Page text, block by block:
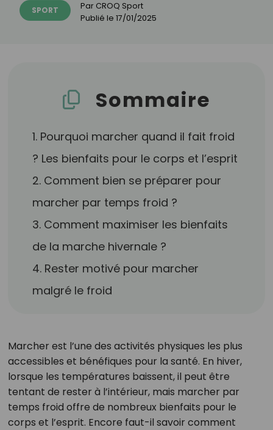
SPORT Par CROQ Sport
Publié le 17/01/2025
Sommaire
1. Pourquoi marcher quand il fait froid
? Les bienfaits pour le corps et l’esprit
2. Comment bien se préparer pour
marcher par temps froid ?
3. Comment maximiser les bienfaits
de la marche hivernale ?
4. Rester motivé pour marcher
malgré le froid
Marcher est l’une des activités physiques les plus
accessibles et bénéfiques pour la santé. En hiver,
lorsque les températures baissent, il peut être
tentant de rester à l’intérieur, mais marcher par
temps froid offre de nombreux bienfaits pour le
corps et l’esprit. Encore faut-il savoir comment